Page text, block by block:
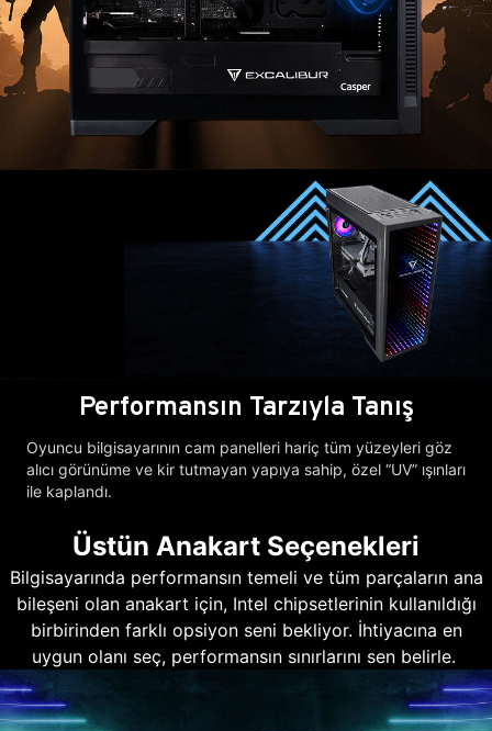
Performansın Tarzıyla Tanış
Oyuncu bilgisayarının cam panelleri hariç tüm yüzeyleri göz
alıcı görünüme ve kir tutmayan yapıya sahip, özel “UV” ışınları
ile kaplandı.
Üstün Anakart Seçenekleri
Bilgisayarında performansın temeli ve tüm parçaların ana
bileşeni olan anakart için, Intel chipsetlerinin kullanıldığı
birbirinden farklı opsiyon seni bekliyor. İhtiyacına en
uygun olanı seç, performansın sınırlarını sen belirle.